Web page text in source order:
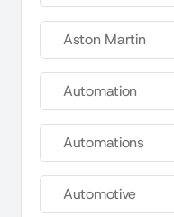
Aston Martin
Automation
Automations
Automotive